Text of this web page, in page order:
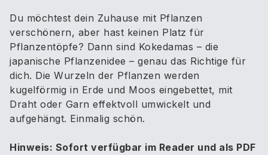
Du möchtest dein Zuhause mit Pflanzen
verschönern, aber hast keinen Platz für
Pflanzentöpfe? Dann sind Kokedamas – die
japanische Pflanzenidee – genau das Richtige für
dich. Die Wurzeln der Pflanzen werden
kugelförmig in Erde und Moos eingebettet, mit
Draht oder Garn effektvoll umwickelt und
aufgehängt. Einmalig schön.
Hinweis: Sofort verfügbar im Reader und als PDF